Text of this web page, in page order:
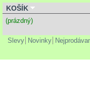
KOŠÍK
(prázdný)
Slevy Novinky